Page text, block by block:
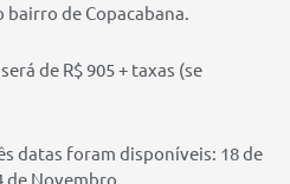
bairro de Copacabana.
de R$ 905 + taxas (se
datas foram disponíveis: 18 de
Novembro.